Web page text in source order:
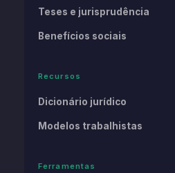
Teses e jurisprudência
Benefícios sociais
Recursos
Dicionário jurídico
Modelos trabalhistas
Ferramentas